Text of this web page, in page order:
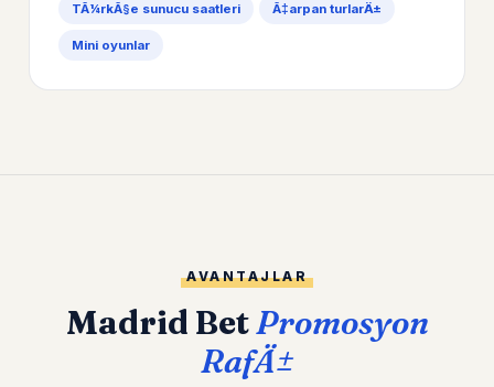
TÃ¼rkÃ§e sunucu saatleri Ã‡arpan turlarÄ±
Mini oyunlar
AVANTAJLAR
Madrid BetPromosyon
RafÄ±